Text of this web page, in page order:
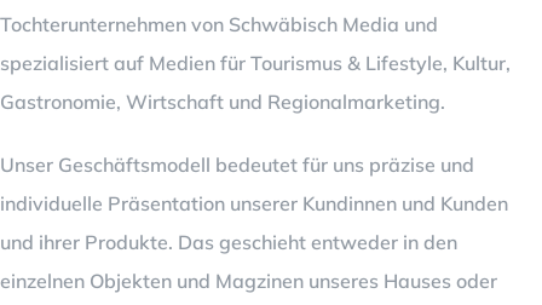
Tochterunternehmen von Schwäbisch Media und
spezialisiert auf Medien für Tourismus & Lifestyle, Kultur,
Gastronomie, Wirtschaft und Regionalmarketing.
Unser Geschäftsmodell bedeutet für uns präzise und
individuelle Präsentation unserer Kundinnen und Kunden
und ihrer Produkte. Das geschieht entweder in den
einzelnen Objekten und Magzinen unseres Hauses oder